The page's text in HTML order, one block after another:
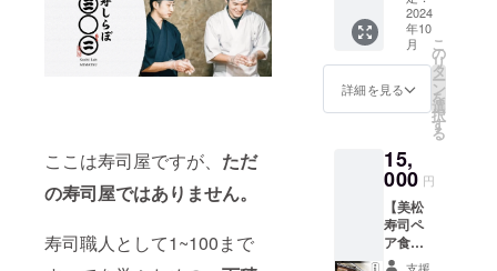
ここは寿司屋ですが、 ただ
の寿司屋ではありません。
寿司職人として1~100まで
ぬひか
り 精米
歩合：
度：+5
保存方
田美人
（日本
酒）
720ml
本醸造
アル
コー
ヒー又
はジェ
ラート
をお召
す。 ・
初回来
お渡し
いたし
ます。
スタッ
放題一
回分に
飲み放
題の付
いたチ
ケット
形式
〈ご提
供方
法〉 ご
来店時
に提供
※スタッ
2024
年10
月
詳細を見る
こ
の
リ
タ
ー
ン
を
選
択
す
る
15,
000 円
【美松
寿司ペ
ア食事
券】 ・